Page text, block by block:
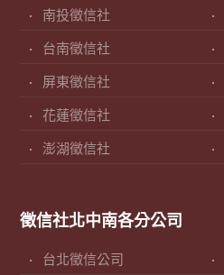
南投徵信社
台南徵信社
屏東徵信社
花蓮徵信社
澎湖徵信社
徵信社北中南各分公司
台北徵信公司